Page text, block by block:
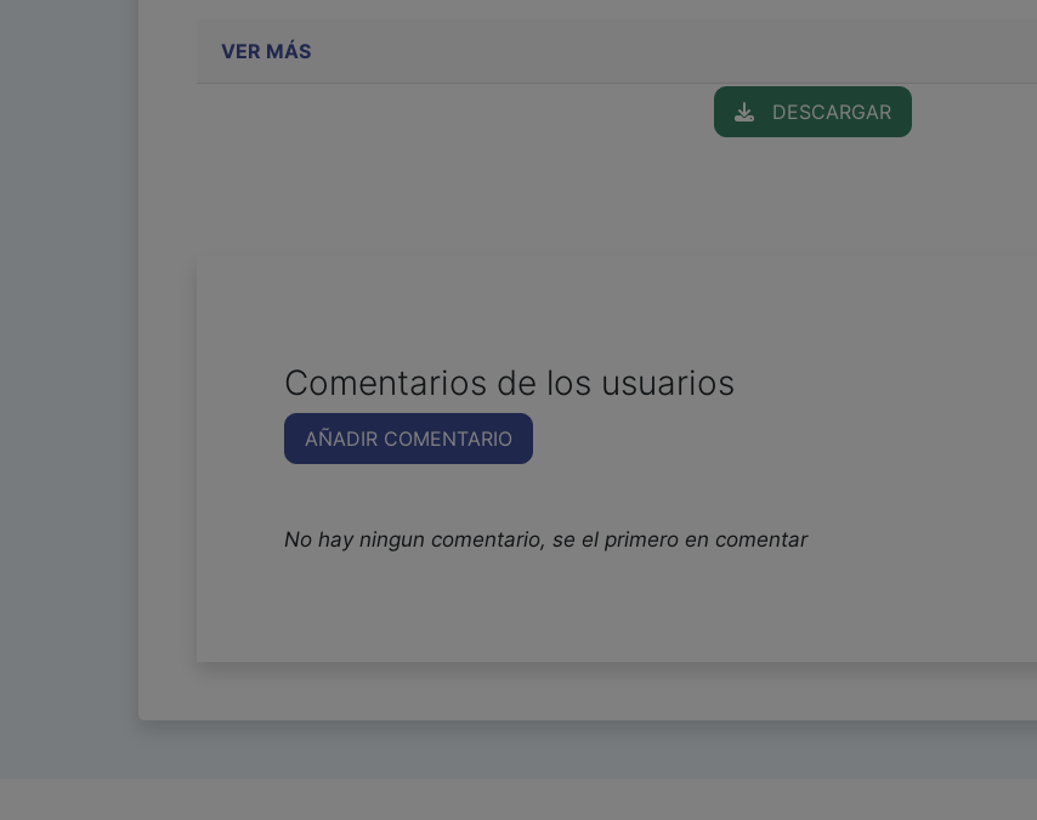
VER MÁS
DESCARGAR
Comentarios de los usuarios
AÑADIR COMENTARIO
No hay ningun comentario, se el primero en comentar